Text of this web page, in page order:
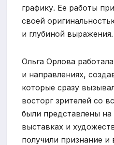
графику. Ее работы
своей
и глубиной выражения.
Ольга Орлова
и направлениях,
которые сразу
восторг зрителей со
были представлены
выставках и
получили признание